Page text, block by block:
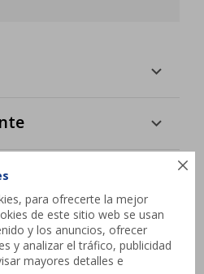

para ofrecerte la mejor
de este sitio web se usan
y los anuncios, ofrecer
y analizar el tráfico, publicidad
mayores detalles e
de los Horneros,